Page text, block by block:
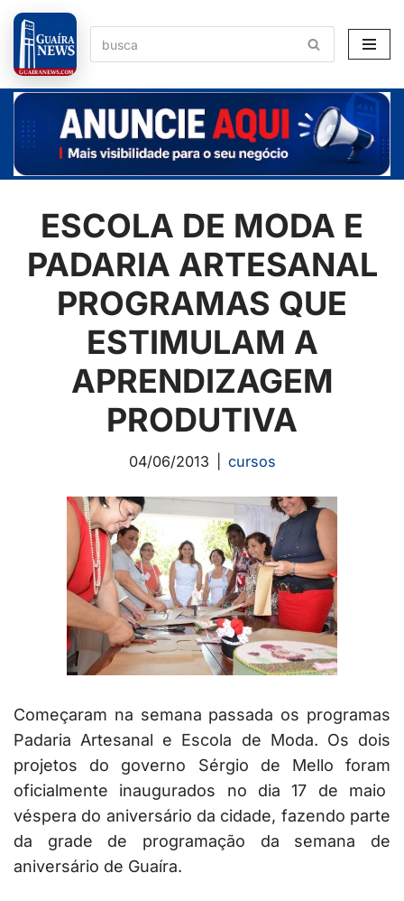
Pular
para
o
conteúdo
ESCOLA DE MODA E
PADARIA ARTESANAL
PROGRAMAS QUE
ESTIMULAM A
APRENDIZAGEM
PRODUTIVA
04/06/2013 cursos
Começaram na semana passada os programas
Padaria Artesanal e Escola de Moda. Os dois
projetos do governo Sérgio de Mello foram
oficialmente inaugurados no dia 17 de maio
véspera do aniversário da cidade, fazendo parte
da grade de programação da semana de
aniversário de Guaíra.